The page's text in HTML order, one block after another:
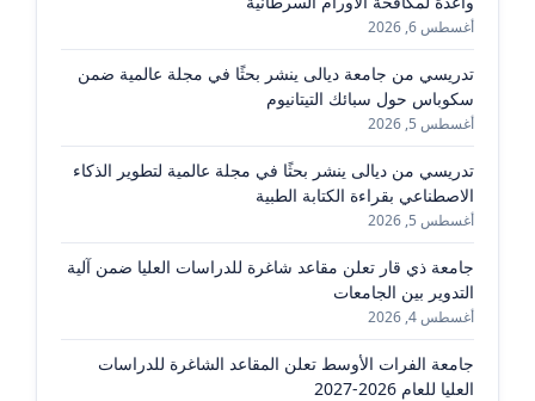
أغسطس 6, 2026
تدريسي من جامعة ديالى ينشر بحثًا في مجلة عالمية ضمن
سكوباس حول سبائك التيتانيوم
أغسطس 5, 2026
تدريسي من ديالى ينشر بحثًا في مجلة عالمية لتطوير الذكاء
الاصطناعي بقراءة الكتابة الطبية
أغسطس 5, 2026
جامعة ذي قار تعلن مقاعد شاغرة للدراسات العليا ضمن آلية
التدوير بين الجامعات
أغسطس 4, 2026
جامعة الفرات الأوسط تعلن المقاعد الشاغرة للدراسات
العليا للعام 2026-2027